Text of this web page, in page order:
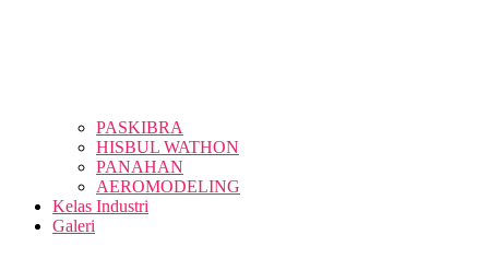
PASKIBRA
HISBUL WATHON
PANAHAN
AEROMODELING
Kelas Industri
Galeri